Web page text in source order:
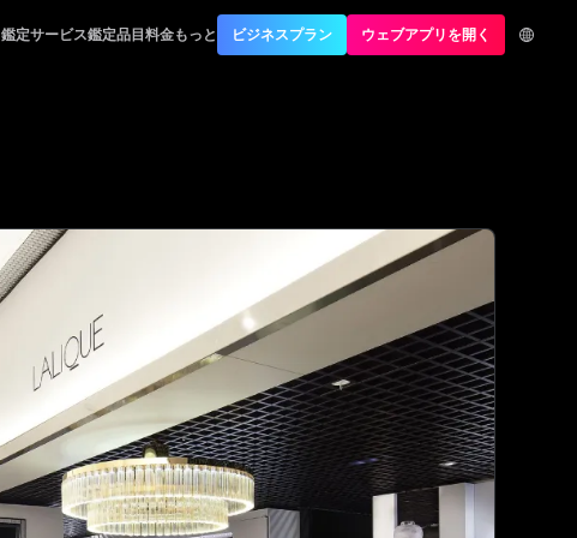
鑑定サービス鑑定品目料金もっと ビジネスプラン ウェブアプリを開く